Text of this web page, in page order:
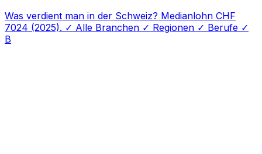
Was verdient man in der Schweiz? Medianlohn CHF
7024 (2025). ✓ Alle Branchen ✓ Regionen ✓ Berufe ✓
B